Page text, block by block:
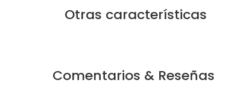
Otras características
Comentarios & Reseñas